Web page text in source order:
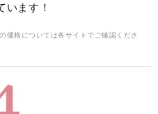
います！
価格については各サイトでご確認くださ